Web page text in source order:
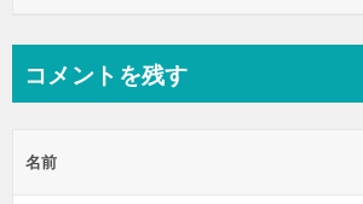
コメントを残す
名前